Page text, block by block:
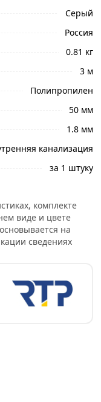
Серый
Россия
0.81 кг
3 м
Полипропилен
50 мм
1.8 мм
канализация
за 1 штуку
комплекте
виде и цвете
на
сведениях